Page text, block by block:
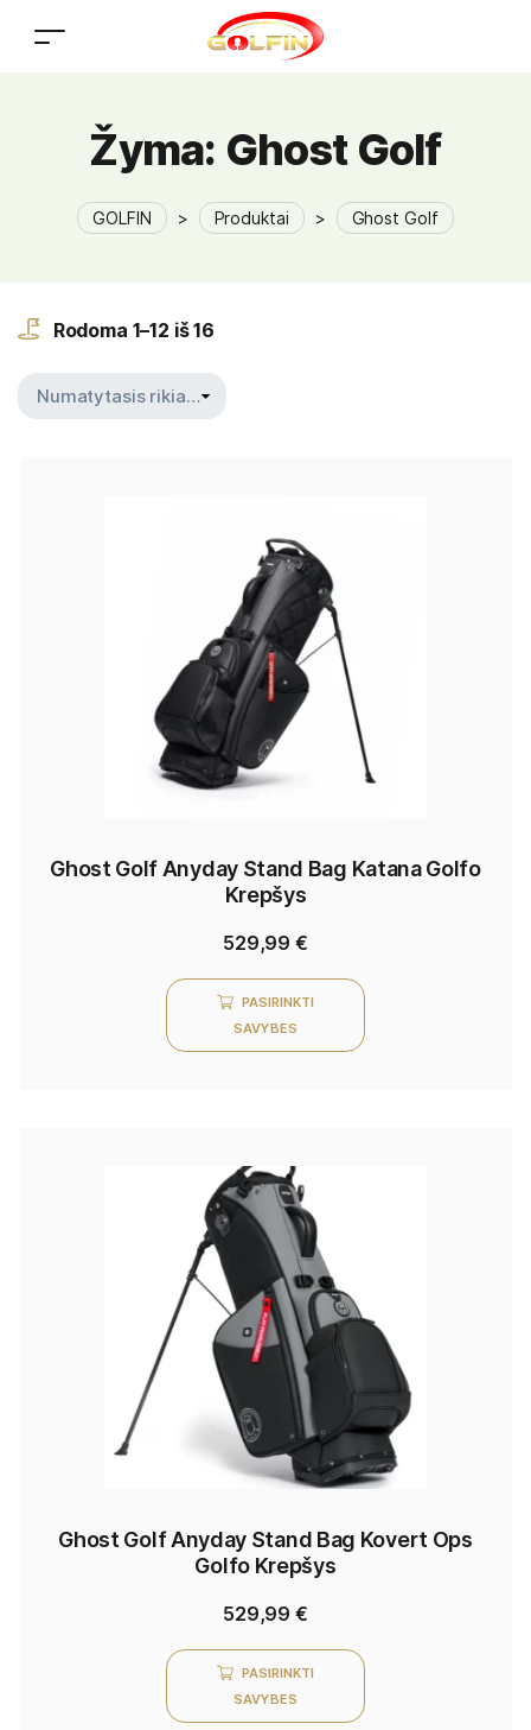
Žyma: Ghost Golf
GOLFIN > Produktai > Ghost Golf
Rodoma 1–12 iš 16
Ghost Golf Anyday Stand Bag Katana Golfo
Krepšys
529,99 €
PASIRINKTI
SAVYBES
Ghost Golf Anyday Stand Bag Kovert Ops
Golfo Krepšys
529,99 €
PASIRINKTI
SAVYBES